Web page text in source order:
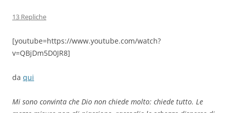
13 Repliche
[youtube=https://www.youtube.com/watch?
v=QBjDm5D0JR8]
da qui
Mi sono convinta che Dio non chiede molto: chiede tutto. Le